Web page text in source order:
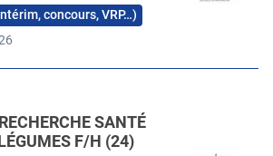
concours, VRP…)
SANTÉ
F/H (24)